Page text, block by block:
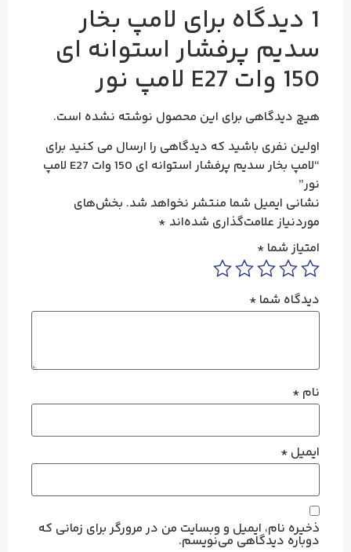
1 دیدگاه برای لامپ بخار
سدیم پرفشار استوانه ای
150 وات E27 لامپ نور
هیچ دیدگاهی برای این محصول نوشته نشده است.
اولین نفری باشید که دیدگاهی را ارسال می کنید برای
“لامپ بخار سدیم پرفشار استوانه ای 150 وات E27 لامپ
نور”
نشانی ایمیل شما منتشر نخواهد شد. بخش‌های
موردنیاز علامت‌گذاری شده‌اند *
امتیاز شما *
دیدگاه شما *
نام *
ایمیل *
ذخیره نام، ایمیل و وبسایت من در مرورگر برای زمانی که
دوباره دیدگاهی می‌نویسم.